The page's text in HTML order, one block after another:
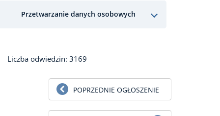
Przetwarzanie danych osobowych
Liczba odwiedzin: 3169
POPRZEDNIE OGŁOSZENIE